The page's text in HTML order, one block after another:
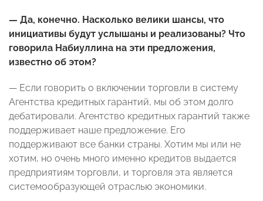
— Да, конечно. Насколько велики шансы, что
инициативы будут услышаны и реализованы? Что
говорила Набиуллина на эти предложения,
известно об этом?
— Если говорить о включении торговли в систему
Агентства кредитных гарантий, мы об этом долго
дебатировали. Агентство кредитных гарантий также
поддерживает наше предложение. Его
поддерживают все банки страны. Хотим мы или не
хотим, но очень много именно кредитов выдается
предприятиям торговли, и торговля эта является
системообразующей отраслью экономики.